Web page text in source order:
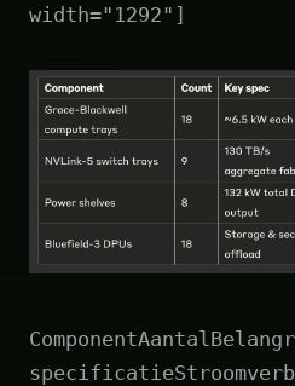
width="1292"]